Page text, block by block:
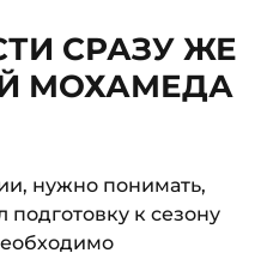
СРАЗУ ЖЕ
МОХАМЕДА
нужно понимать,
к сезону